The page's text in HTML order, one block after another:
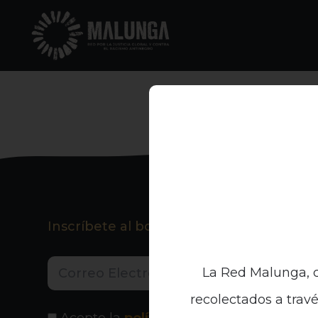
Inscríbete al boletín informativo
La Red Malunga,
recolectados a